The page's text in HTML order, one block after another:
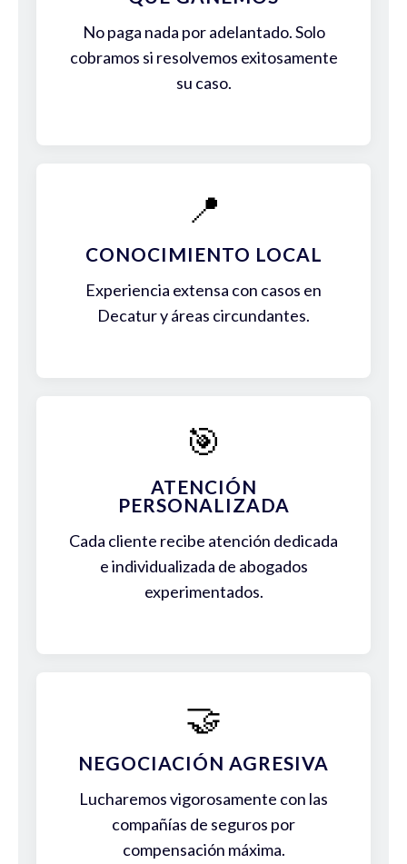
No paga nada por adelantado. Solo
cobramos si resolvemos exitosamente
su caso.
📍
CONOCIMIENTO LOCAL
Experiencia extensa con casos en
Decatur y áreas circundantes.
🎯
ATENCIÓN
PERSONALIZADA
Cada cliente recibe atención dedicada
e individualizada de abogados
experimentados.
🤝
NEGOCIACIÓN AGRESIVA
Lucharemos vigorosamente con las
compañías de seguros por
compensación máxima.